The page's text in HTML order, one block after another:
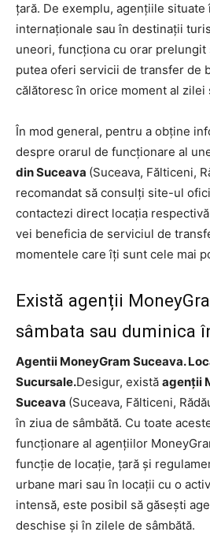
țară. De exemplu, agențiile
internaționale sau în destinații
uneori, funcționa cu orar
putea oferi servicii de transfer de
călătoresc în orice moment al zilei
În mod general, pentru a obține
despre orarul de funcționare al
din Suceava (Suceava, Fălticeni,
recomandat să consulți site-ul
contactezi direct locația
vei beneficia de serviciul de
momentele care îți sunt cele mai
Există agenții
sâmbata sau duminica
Agentii MoneyGram Suceava.
Sucursale.Desigur, există agenții
Suceava (Suceava, Fălticeni,
în ziua de sâmbătă. Cu toate
funcționare al agențiilor
funcție de locație, țară și
urbane mari sau în locații cu o
intensă, este posibil să găsești
deschise și în zilele de sâmbătă.